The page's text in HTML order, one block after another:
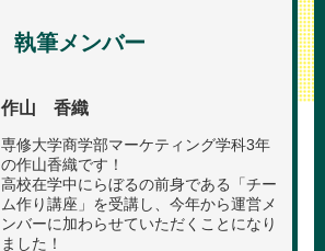
執筆メンバー
作山 香織
専修大学商学部マーケティング学科3年
の作山香織です！
高校在学中にらぼるの前身である「チー
ム作り講座」を受講し、今年から運営メ
ンバーに加わらせていただくことになり
ました！